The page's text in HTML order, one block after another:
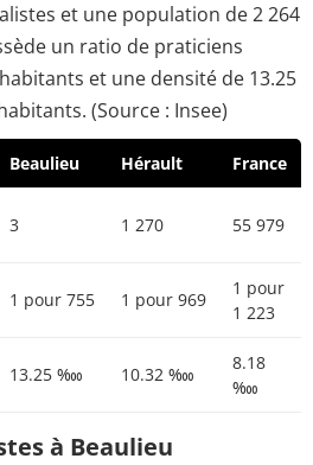
et une population de 2 264
un ratio de praticiens
et une densité de 13.25
(Source : Insee)
Beaulieu Hérault France
3 1 270 55 979
1 pour 755 1 pour 969
1 pour
1 223
13.25 ‱ 10.32 ‱
8.18
‱
à Beaulieu